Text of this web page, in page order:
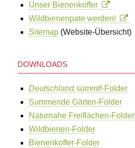
Unser Bienenkoffer
Wildbienenpate werden!
Sitemap (Website-Übersicht)
DOWNLOADS
Deutschland summt!-Folder
Summende Gärten-Folder
Naturnahe Freiflächen-Folder
Wildbienen-Folder
Bienenkoffer-Folder